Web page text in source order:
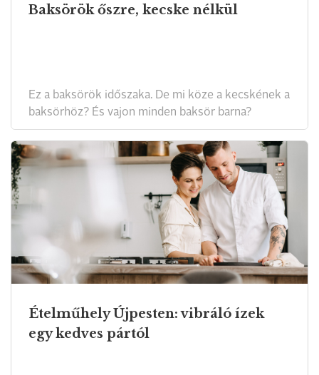
Baksörök őszre, kecske nélkül
Ez a baksörök időszaka. De mi köze a kecskének a
baksörhöz? És vajon minden baksör barna?
Ételműhely Újpesten: vibráló ízek
egy kedves pártól